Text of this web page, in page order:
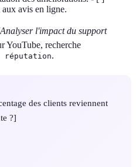
avis en ligne.
l'impact du support
YouTube, recherche
réputation.
des clients reviennent
?]